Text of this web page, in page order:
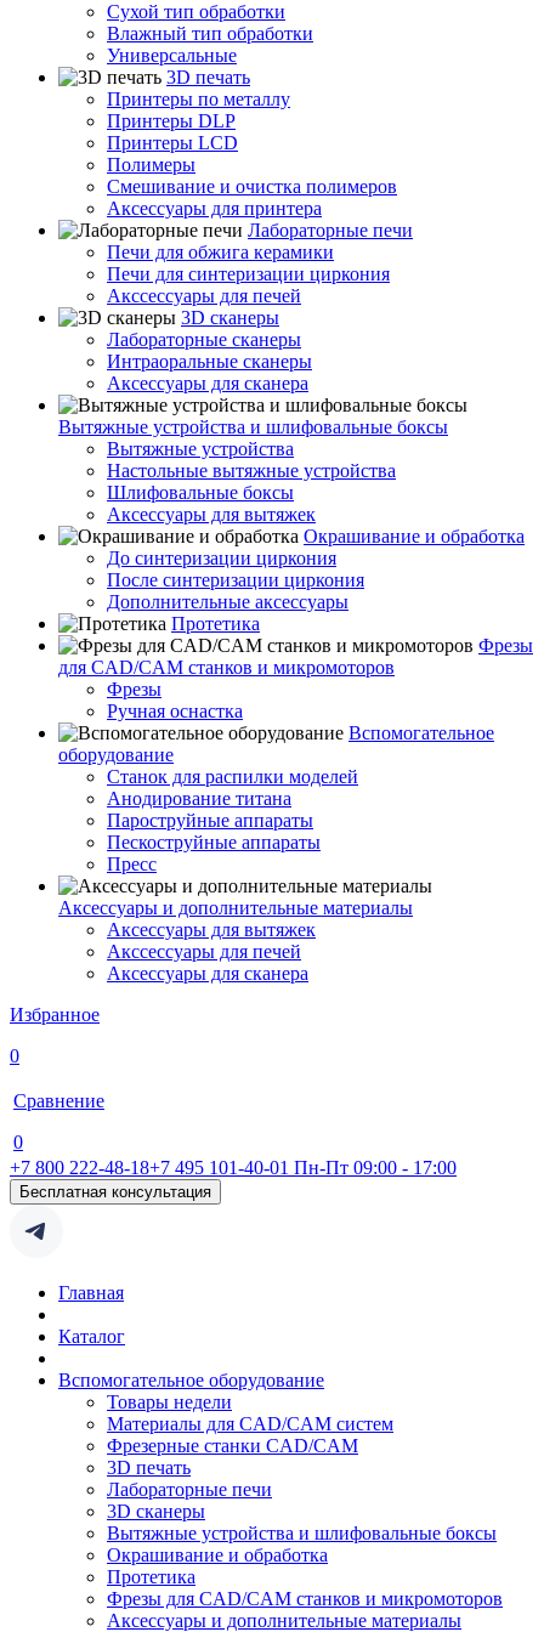
Сухой тип обработки
Влажный тип обработки
Универсальные
3D печать
Принтеры по металлу
Принтеры DLP
Принтеры LCD
Полимеры
Смешивание и очистка полимеров
Аксессуары для принтера
Лабораторные печи
Печи для обжига керамики
Печи для синтеризации циркония
Акссессуары для печей
3D сканеры
Лабораторные сканеры
Интраоральные сканеры
Аксессуары для сканера
Вытяжные устройства и шлифовальные боксы
Вытяжные устройства
Настольные вытяжные устройства
Шлифовальные боксы
Аксессуары для вытяжек
Окрашивание и обработка
До синтеризации циркония
После синтеризации циркония
Дополнительные аксессуары
Протетика
Фрезы
для CAD/CAM станков и микромоторов
Фрезы
Ручная оснастка
Вспомогательное
оборудование
Станок для распилки моделей
Анодирование титана
Пароструйные аппараты
Пескоструйные аппараты
Пресс
Аксессуары и дополнительные материалы
Аксессуары для вытяжек
Акссессуары для печей
Аксессуары для сканера
Избранное
0
Сравнение
0
+7 800 222-48-18+7 495 101-40-01 Пн-Пт 09:00 - 17:00
Бесплатная консультация
Главная
Каталог
Вспомогательное оборудование
Товары недели
Материалы для CAD/CAM систем
Фрезерные станки CAD/CAM
3D печать
Лабораторные печи
3D сканеры
Вытяжные устройства и шлифовальные боксы
Окрашивание и обработка
Протетика
Фрезы для CAD/CAM станков и микромоторов
Аксессуары и дополнительные материалы